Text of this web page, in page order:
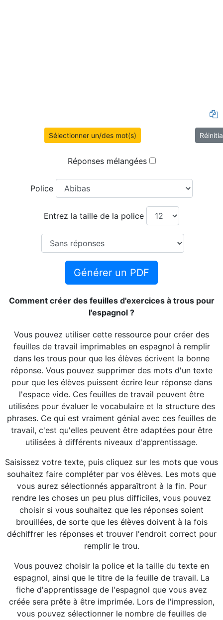
Sélectionner un/des mot(s)
Réponses mélangées
Police
Entrez la taille de la police
Générer un PDF
Comment créer des feuilles d'exercices à trous pour
l'espagnol ?
Vous pouvez utiliser cette ressource pour créer des
feuilles de travail imprimables en espagnol à remplir
dans les trous pour que les élèves écrivent la bonne
réponse. Vous pouvez supprimer des mots d'un texte
pour que les élèves puissent écrire leur réponse dans
l'espace vide. Ces feuilles de travail peuvent être
utilisées pour évaluer le vocabulaire et la structure des
phrases. Ce qui est vraiment génial avec ces feuilles de
travail, c'est qu'elles peuvent être adaptées pour être
utilisées à différents niveaux d'apprentissage.
Saisissez votre texte, puis cliquez sur les mots que vous
souhaitez faire compléter par vos élèves. Les mots que
vous aurez sélectionnés apparaîtront à la fin. Pour
rendre les choses un peu plus difficiles, vous pouvez
choisir si vous souhaitez que les réponses soient
brouillées, de sorte que les élèves doivent à la fois
déchiffrer les réponses et trouver l'endroit correct pour
remplir le trou.
Vous pouvez choisir la police et la taille du texte en
espagnol, ainsi que le titre de la feuille de travail. La
fiche d'apprentissage de l'espagnol que vous avez
créée sera prête à être imprimée. Lors de l'impression,
vous pouvez sélectionner le nombre de feuilles de